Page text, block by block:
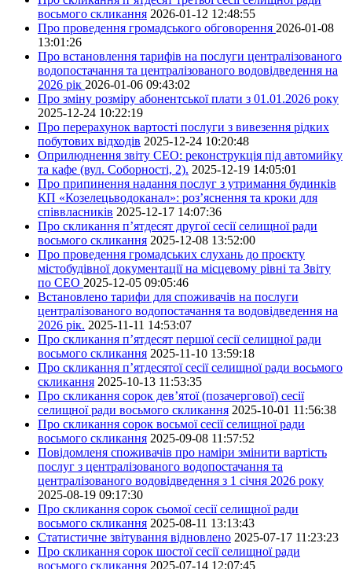
восьмого скликання 2026-01-12 12:48:55
Про проведення громадського обговорення 2026-01-08
13:01:26
Про встановлення тарифів на послуги централізованого
водопостачання та централізованого водовідведення на
2026 рік 2026-01-06 09:43:02
Про зміну розміру абонентської плати з 01.01.2026 року
2025-12-24 10:22:19
Про перерахунок вартості послуги з вивезення рідких
побутових відходів 2025-12-24 10:20:48
Оприлюднення звіту СЕО: реконструкція під автомийку
та кафе (вул. Соборності, 2). 2025-12-19 14:05:01
Про припинення надання послуг з утримання будинків
КП «Козелецьводоканал»: роз’яснення та кроки для
співвласників 2025-12-17 14:07:36
Про скликання п’ятдесят другої сесії селищної ради
восьмого скликання 2025-12-08 13:52:00
Про проведення громадських слухань до проєкту
містобудівної документації на місцевому рівні та Звіту
по СЕО 2025-12-05 09:05:46
Встановлено тарифи для споживачів на послуги
централізованого водопостачання та водовідведення на
2026 рік. 2025-11-11 14:53:07
Про скликання п’ятдесят першої сесії селищної ради
восьмого скликання 2025-11-10 13:59:18
Про скликання п’ятдесятої сесії селищної ради восьмого
скликання 2025-10-13 11:53:35
Про скликання сорок дев’ятої (позачергової) сесії
селищної ради восьмого скликання 2025-10-01 11:56:38
Про скликання сорок восьмої сесії селищної ради
восьмого скликання 2025-09-08 11:57:52
Повідомленя споживачів про наміри змінити вартість
послуг з централізованого водопостачання та
централізованого водовідведення з 1 січня 2026 року
2025-08-19 09:17:30
Про скликання сорок сьомої сесії селищної ради
восьмого скликання 2025-08-11 13:13:43
Статистичне звітування відновлено 2025-07-17 11:23:23
Про скликання сорок шостої сесії селищної ради
восьмого скликання 2025-07-14 12:07:45